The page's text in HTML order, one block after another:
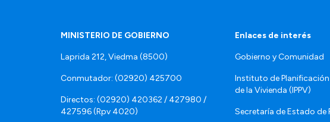
MINISTERIO DE GOBIERNO
Laprida 212, Viedma (8500)
Conmutador: (02920) 425700
Directos: (02920) 420362 / 427980 /
427596 (Rpv 4020)
Enlaces de interés
Gobierno y Comunidad
Instituto de
de la Vivienda (IPPV)
Secretaría de Estado de